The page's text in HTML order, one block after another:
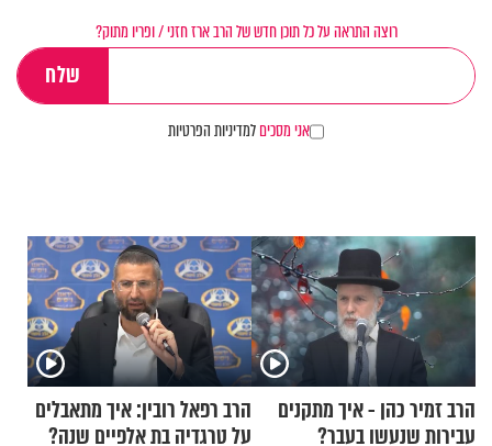
רוצה התראה על כל תוכן חדש של הרב ארז חזני / ופריו מתוק?
אני מסכיםלמדיניות הפרטיות
הרב זמיר כהן - איך מתקנים
עבירות שנעשו בעבר?
הרב רפאל רובין: איך מתאבלים
על טרגדיה בת אלפיים שנה?